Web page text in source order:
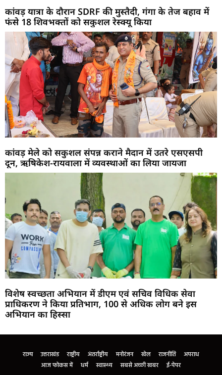
कांवड़ यात्रा के दौरान SDRF की मुस्तैदी, गंगा के तेज बहाव में
फंसे 18 शिवभक्तों को सकुशल रेस्क्यू किया
कांवड़ मेले को सकुशल संपन्न कराने मैदान में उतरे एसएसपी
दून, ऋषिकेश-रायवाला में व्यवस्थाओं का लिया जायजा
विशेष स्वच्छता अभियान में डीएम एवं सचिव विधिक सेवा
प्राधिकरण ने किया प्रतिभाग, 100 से अधिक लोग बने इस
अभियान का हिस्सा
राज्य उत्तराखंड राष्ट्रीय अंतर्राष्ट्रीय मनोरंजन खेल राजनीति
अपराध
आज फोकस में
धर्म स्वास्थ्य सबसे अच्छी खबर ई-पेपर